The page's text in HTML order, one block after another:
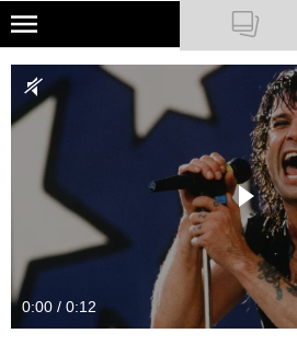
Skip
main
content
NATIONAL GEOGRAPHIC
TRAVELER
PODCASTY
Newsletter
Cuda Polski
0:00 / 0:12